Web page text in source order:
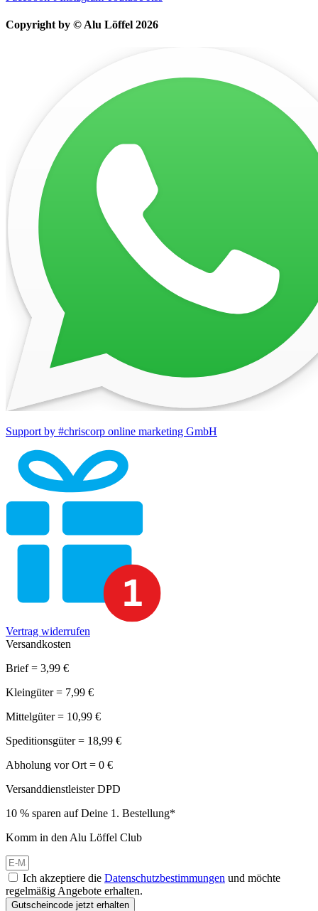
Copyright by © Alu Löffel 2026
Support by #chriscorp online marketing GmbH
Vertrag widerrufen
Versandkosten
Brief = 3,99 €
Kleingüter = 7,99 €
Mittelgüter = 10,99 €
Speditionsgüter = 18,99 €
Abholung vor Ort = 0 €
Versanddienstleister DPD
10 % sparen auf Deine 1. Bestellung*
Komm in den Alu Löffel Club
Ich akzeptiere die Datenschutzbestimmungen und möchte
regelmäßig Angebote erhalten.
Gutscheincode jetzt erhalten